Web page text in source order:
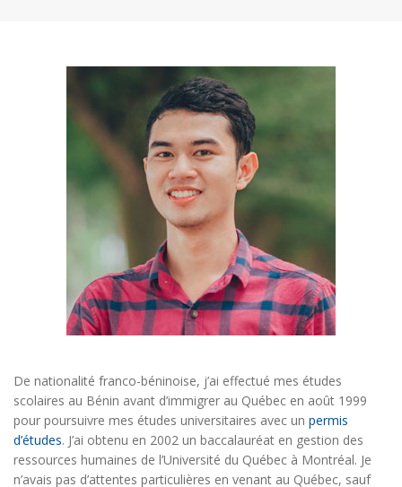
De nationalité franco-béninoise, j’ai effectué mes études
scolaires au Bénin avant d’immigrer au Québec en août 1999
pour poursuivre mes études universitaires avec un permis
d’études. J’ai obtenu en 2002 un baccalauréat en gestion des
ressources humaines de l’Université du Québec à Montréal. Je
n’avais pas d’attentes particulières en venant au Québec, sauf